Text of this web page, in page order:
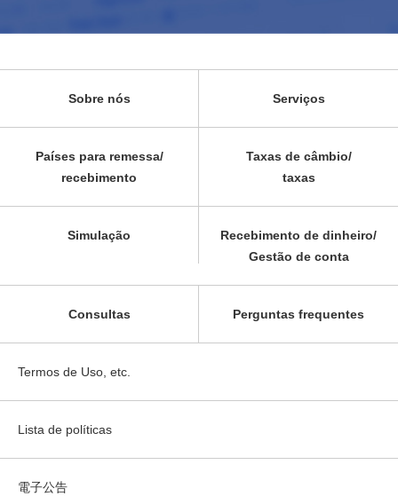
Sobre nós Serviços
Países para remessa/
recebimento
Taxas de câmbio/
taxas
Simulação
Recebimento de dinheiro/
Gestão de conta
Consultas Perguntas frequentes
Termos de Uso, etc.
Lista de políticas
電子公告